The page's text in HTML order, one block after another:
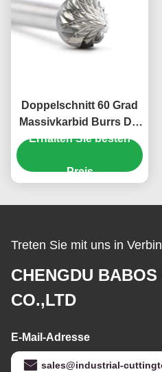
Doppelschnitt 60 Grad
Massivkarbid Burrs Die
Schleifmaschine Bit 1/8
Schaft
Erhalten Sie besten
Preis
Treten Sie mit uns in
CHENGDU
CO.,LTD
E-Mail-Adresse
sales@industrial-